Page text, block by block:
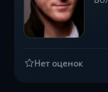
Нет оценок